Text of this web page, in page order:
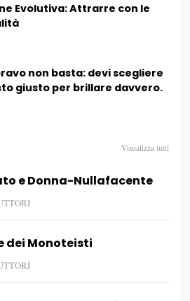
Evolutiva: Attrarre con le
non basta: devi scegliere
giusto per brillare davvero.
Visualizza tutti
e Donna-Nullafacente
dei Monoteisti